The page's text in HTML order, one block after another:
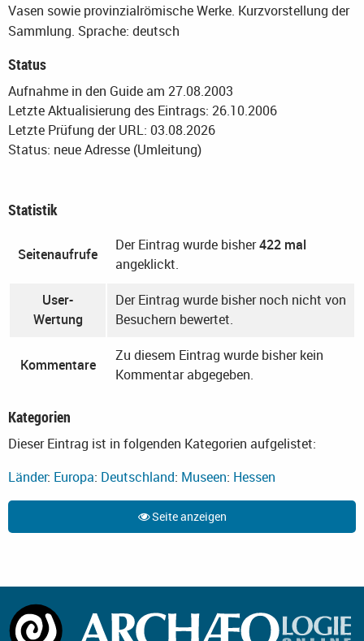
Vasen sowie provinzialrömische Werke. Kurzvorstellung der
Sammlung. Sprache: deutsch
Status
Aufnahme in den Guide am 27.08.2003
Letzte Aktualisierung des Eintrags: 26.10.2006
Letzte Prüfung der URL: 03.08.2026
Status: neue Adresse (Umleitung)
Statistik
Seitenaufrufe
Der Eintrag wurde bisher422 mal
angeklickt.
User-
Wertung
Der Eintrag wurde bisher noch nicht von
Besuchern bewertet.
Kommentare
Zu diesem Eintrag wurde bisher kein
Kommentar abgegeben.
Kategorien
Dieser Eintrag ist in folgenden Kategorien aufgelistet:
Länder: Europa: Deutschland: Museen: Hessen
Seite anzeigen